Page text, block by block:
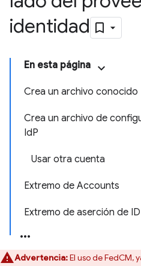
identidad
En esta página
Crea un archivo conocido
Crea un archivo de
IdP
Usar otra cuenta
Extremo de Accounts
Extremo de aserción de ID
Advertencia:El uso de FedCM,